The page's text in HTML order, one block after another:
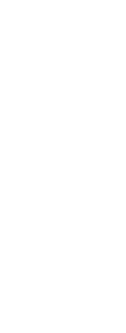
וצריך ללחוץ כל
אני
זה לא יציק -
בולמת את
שאלתי את האיש
הבלימה. "עושים
גם את התאוצה
אין מינון. יש
את הנורית
וכיביתי את
או לכבות אותן.
"אקו" ממצב
- כך גם מד הטווח